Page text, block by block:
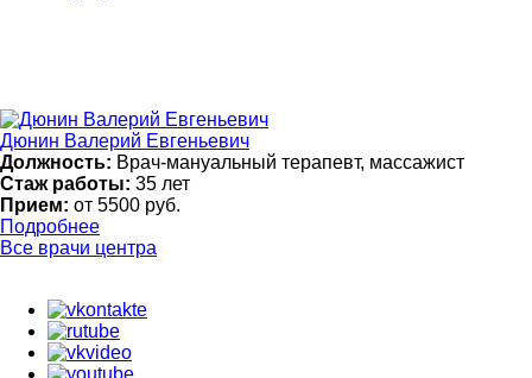
Дюнин Валерий Евгеньевич
Должность: Врач-мануальный терапевт, массажист
Стаж работы: 35 лет
Прием: от 5500 руб.
Подробнее
Все врачи центра